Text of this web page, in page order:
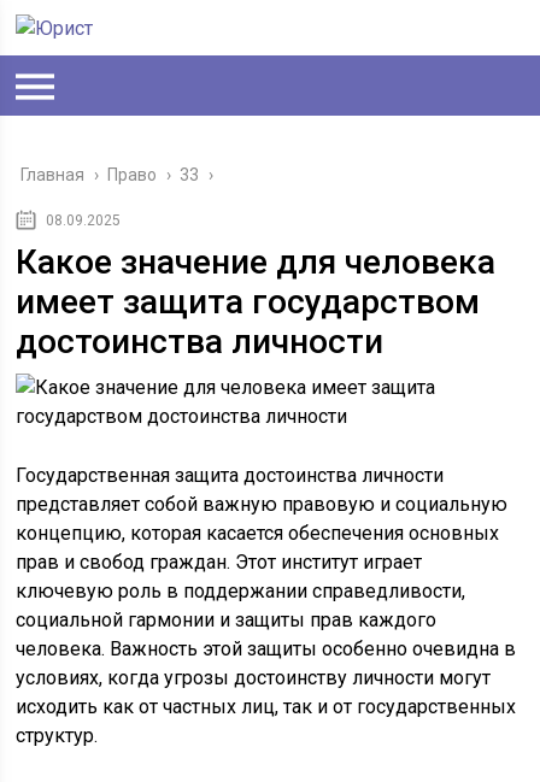
Главная › Право › 33 ›
08.09.2025
Какое значение для человека
имеет защита государством
достоинства личности
Государственная защита достоинства личности
представляет собой важную правовую и социальную
концепцию, которая касается обеспечения основных
прав и свобод граждан. Этот институт играет
ключевую роль в поддержании справедливости,
социальной гармонии и защиты прав каждого
человека. Важность этой защиты особенно очевидна в
условиях, когда угрозы достоинству личности могут
исходить как от частных лиц, так и от государственных
структур.